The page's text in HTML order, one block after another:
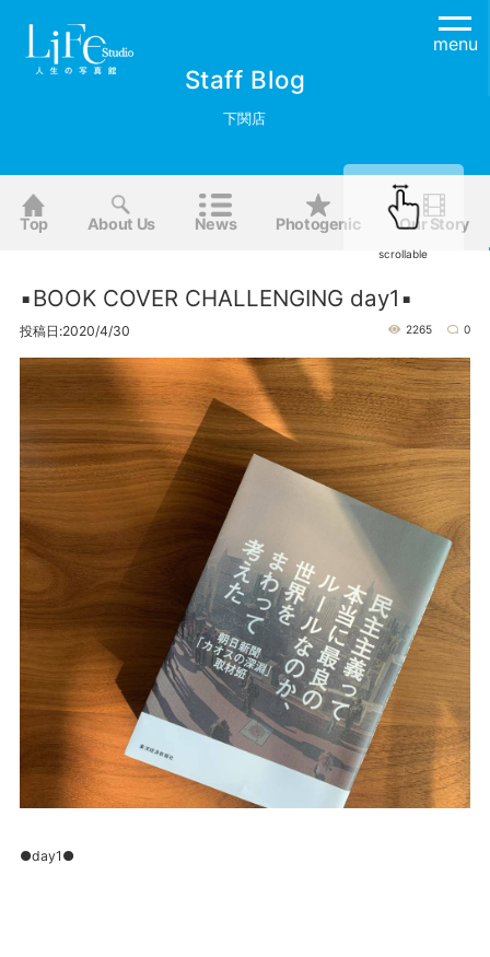
menu
Staff Blog
下関店
Top About Us News Photogenic Our Story
▪BOOK COVER CHALLENGING day1▪
投稿日:2020/4/30 2265 0
●day1●